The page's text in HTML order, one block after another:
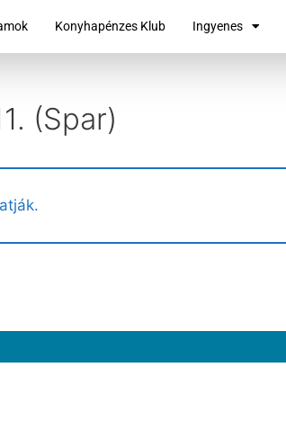
Konyhapénzes Klub Ingyenes
(Spar)